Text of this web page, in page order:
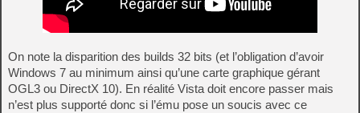
On note la disparition des builds 32 bits (et l’obligation d’avoir
Windows 7 au minimum ainsi qu’une carte graphique gérant
OGL3 ou DirectX 10). En réalité Vista doit encore passer mais
n’est plus supporté donc si l’ému pose un soucis avec ce